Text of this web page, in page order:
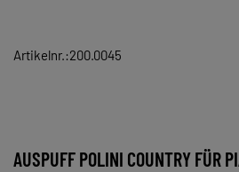
Artikelnr.:200.0045
AUSPUFF POLINI COUNTRY FÜR